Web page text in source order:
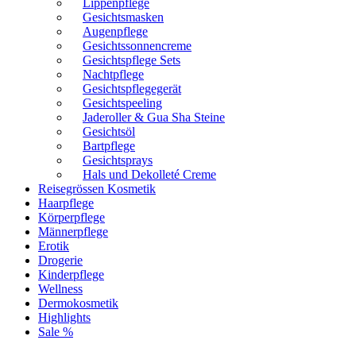
Lippenpflege
Gesichtsmasken
Augenpflege
Gesichtssonnencreme
Gesichtspflege Sets
Nachtpflege
Gesichtspflegegerät
Gesichtspeeling
Jaderoller & Gua Sha Steine
Gesichtsöl
Bartpflege
Gesichtsprays
Hals und Dekolleté Creme
Reisegrössen Kosmetik
Haarpflege
Körperpflege
Männerpflege
Erotik
Drogerie
Kinderpflege
Wellness
Dermokosmetik
Highlights
Sale %